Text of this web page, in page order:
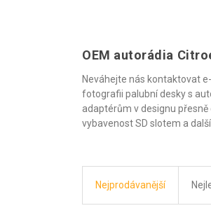
OEM autorádia
Neváhejte nás kontaktovat
fotografii palubní desky s
adaptérům v designu
vybavenost SD slotem a
Nejprodávanější